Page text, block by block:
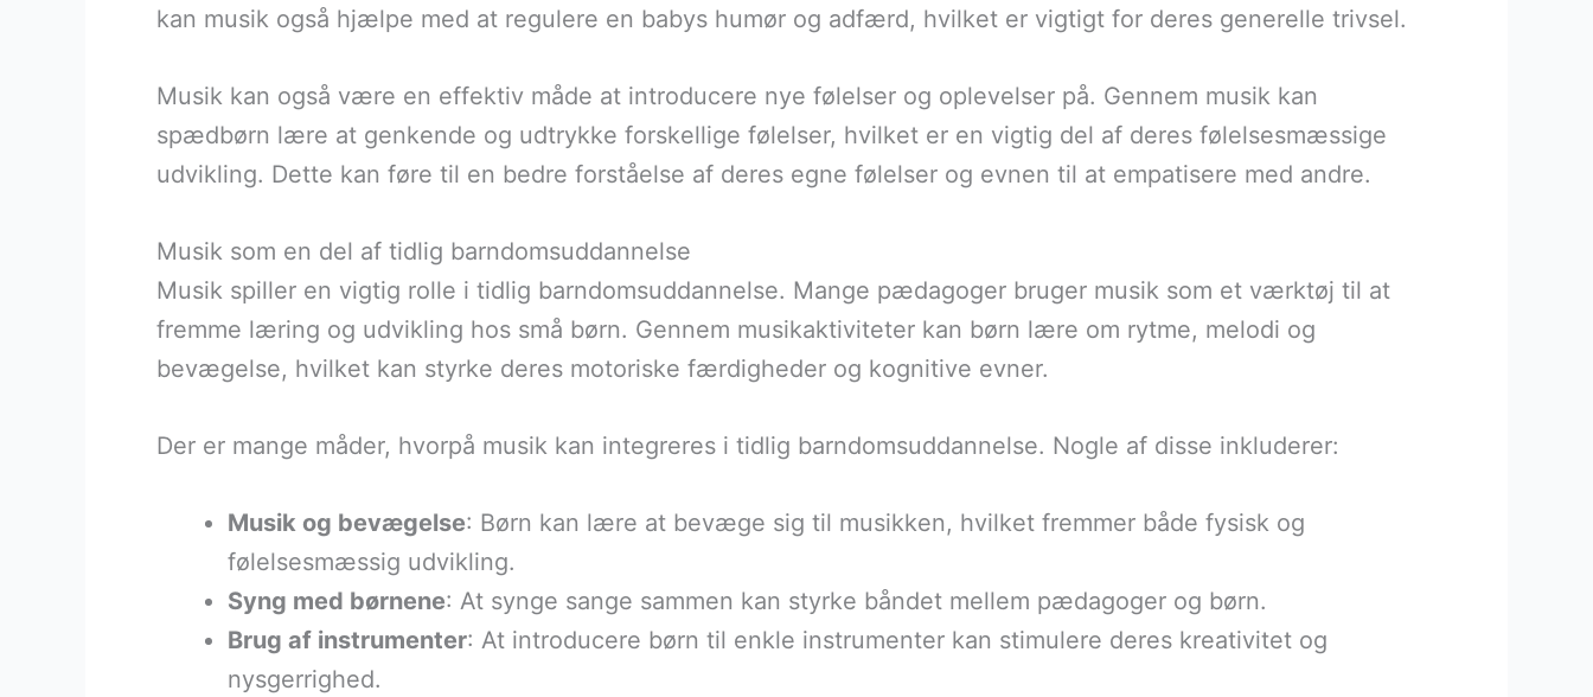
kan musik også hjælpe med at regulere en babys humør og adfærd, hvilket er vigtigt for deres generelle trivsel.
Musik kan også være en effektiv måde at introducere nye følelser og oplevelser på. Gennem musik kan
spædbørn lære at genkende og udtrykke forskellige følelser, hvilket er en vigtig del af deres følelsesmæssige
udvikling. Dette kan føre til en bedre forståelse af deres egne følelser og evnen til at empatisere med andre.
Musik som en del af tidlig barndomsuddannelse
Musik spiller en vigtig rolle i tidlig barndomsuddannelse. Mange pædagoger bruger musik som et værktøj til at
fremme læring og udvikling hos små børn. Gennem musikaktiviteter kan børn lære om rytme, melodi og
bevægelse, hvilket kan styrke deres motoriske færdigheder og kognitive evner.
Der er mange måder, hvorpå musik kan integreres i tidlig barndomsuddannelse. Nogle af disse inkluderer:
Musik og bevægelse: Børn kan lære at bevæge sig til musikken, hvilket fremmer både fysisk og
følelsesmæssig udvikling.
Syng med børnene: At synge sange sammen kan styrke båndet mellem pædagoger og børn.
Brug af instrumenter: At introducere børn til enkle instrumenter kan stimulere deres kreativitet og
nysgerrighed.